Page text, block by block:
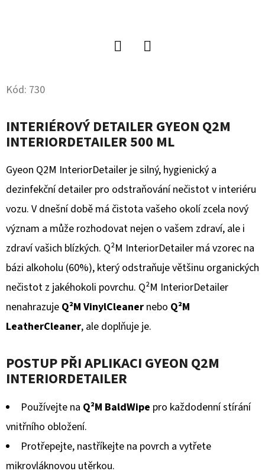
Kód: 730
INTERIÉROVÝ DETAILER GYEON Q2M
INTERIORDETAILER 500 ML
Gyeon Q2M InteriorDetailer je silný, hygienický a
dezinfekční detailer pro odstraňování nečistot v interiéru
vozu. V dnešní době má čistota vašeho okolí zcela nový
význam a může rozhodovat nejen o vašem zdraví, ale i
zdraví vašich blízkých. Q²M InteriorDetailer má vzorec na
bázi alkoholu (60%), který odstraňuje většinu organických
nečistot z jakéhokoli povrchu. Q²M InteriorDetailer
nenahrazuje Q²M VinylCleaner nebo Q²M
LeatherCleaner, ale doplňuje je.
POSTUP PŘI APLIKACI GYEON Q2M
INTERIORDETAILER
Používejte na Q²M BaldWipe pro každodenní stírání
vnitřního obložení.
Protřepejte, nastříkejte na povrch a vytřete
mikrovláknovou utěrkou.
O
O
R
Č
U
J
E
M
E
TUHÁ
LEŠTĚNKA
NA
KOVY
MEGUIAR'S
ALL
METAL
POLISH
G
279
Kč
Původně:
Kč